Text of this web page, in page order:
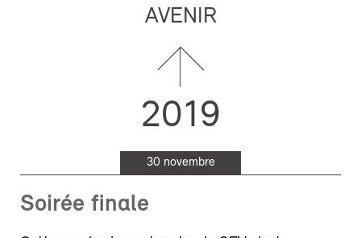
AVENIR
2019
30 novembre
Soirée finale